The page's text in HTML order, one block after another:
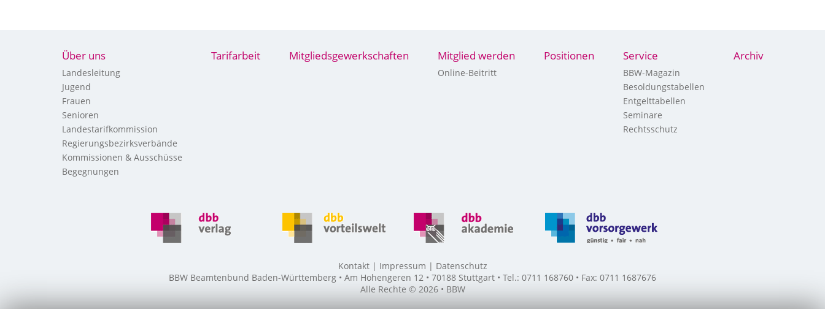
Über uns
Landesleitung
Jugend
Frauen
Senioren
Landestarifkommission
Regierungsbezirksverbände
Kommissionen & Ausschüsse
Begegnungen
Tarifarbeit Mitgliedsgewerkschaften Mitglied werden
Online-Beitritt
Positionen Service
BBW-Magazin
Besoldungstabellen
Entgelttabellen
Seminare
Rechtsschutz
Archiv
Kontakt Impressum
Datenschutz
BBW Beamtenbund Baden-Württemberg • Am Hohengeren 12 • 70188 Stuttgart • Tel.: 0711 168760 • Fax: 0711 1687676
Alle Rechte © 2026 • BBW